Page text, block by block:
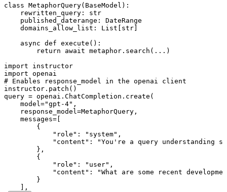
class MetaphorQuery( BaseModel ):
    rewritten_query
:
str
    published_daterange
:
DateRange
    domains_allow_list
: List str
    async
def execute () :
        return
await metaphor . search ( ... )
import instructor
import openai
# Enables response_model in the openai client
instructor . patch ()
query = openai . ChatCompletion . create (
    model
="gpt-4" ,
    response_model
=MetaphorQuery ,
    messages
=
        {
            "
role " : " system" ,
            "
content " : "You're a query understanding
        },
        {
            "
role " : " user" ,
            "
content " : "What are some recent
        }
    ],